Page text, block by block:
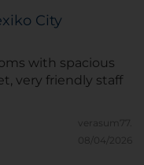
City
with spacious
very friendly staff
verasum77.
08/04/2026